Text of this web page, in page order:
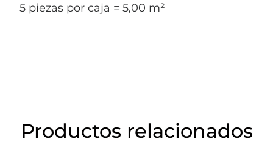
5 piezas por caja = 5,00 m²
Productos relacionados